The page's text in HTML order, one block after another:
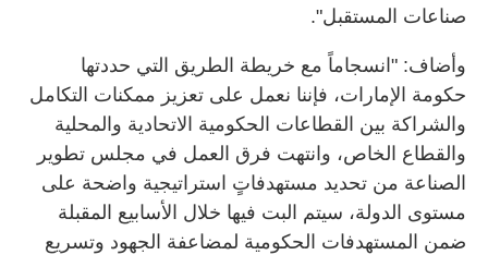
صناعات المستقبل".
وأضاف: "انسجاماً مع خريطة الطريق التي حددتها
حكومة الإمارات، فإننا نعمل على تعزيز ممكنات التكامل
والشراكة بين القطاعات الحكومية الاتحادية والمحلية
والقطاع الخاص، وانتهت فرق العمل في مجلس تطوير
الصناعة من تحديد مستهدفاتٍ استراتيجية واضحة على
مستوى الدولة، سيتم البت فيها خلال الأسابيع المقبلة
ضمن المستهدفات الحكومية لمضاعفة الجهود وتسريع